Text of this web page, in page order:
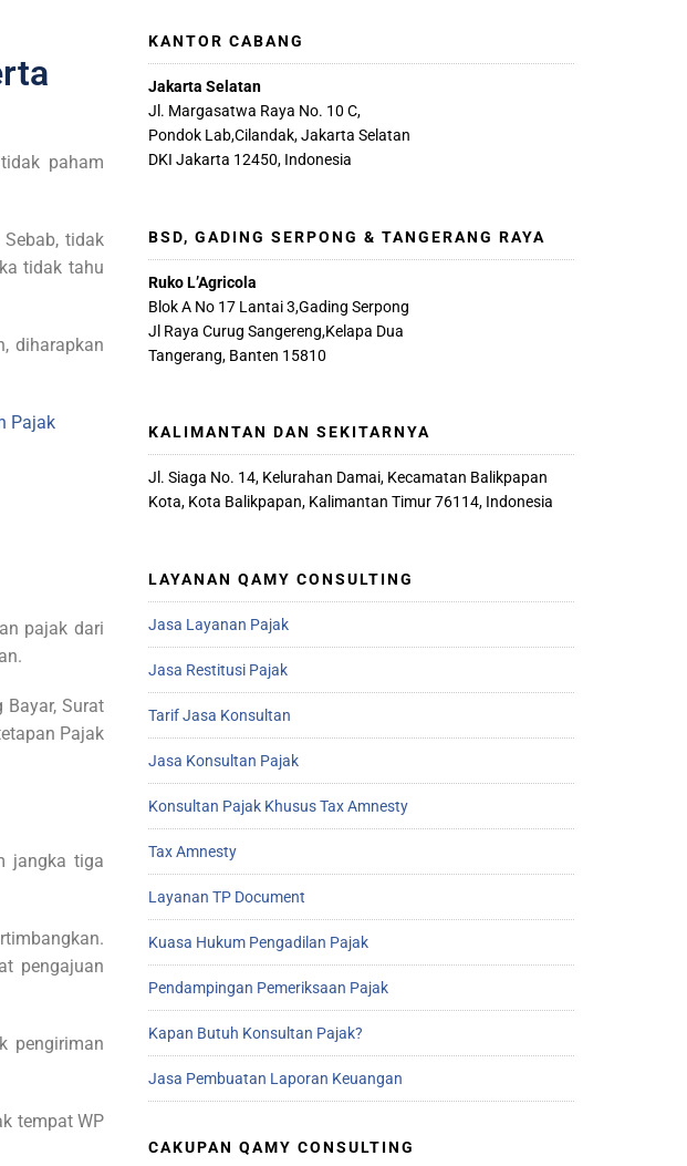
paham
tidak
tidak tahu
diharapkan
Pajak
pajak dari
Surat
Pajak
jangka tiga
pengajuan
pengiriman
tempat WP
KANTOR CABANG
Jakarta Selatan
Jl. Margasatwa Raya No. 10 C,
Pondok Lab,Cilandak, Jakarta Selatan
DKI Jakarta 12450, Indonesia
BSD, GADING SERPONG & TANGERANG RAYA
Ruko L’Agricola
Blok A No 17 Lantai 3,Gading Serpong
Jl Raya Curug Sangereng,Kelapa Dua
Tangerang, Banten 15810
KALIMANTAN DAN SEKITARNYA
Jl. Siaga No. 14, Kelurahan Damai, Kecamatan Balikpapan
Kota, Kota Balikpapan, Kalimantan Timur 76114, Indonesia
LAYANAN QAMY CONSULTING
Jasa Layanan Pajak
Jasa Restitusi Pajak
Tarif Jasa Konsultan
Jasa Konsultan Pajak
Konsultan Pajak Khusus Tax Amnesty
Tax Amnesty
Layanan TP Document
Kuasa Hukum Pengadilan Pajak
Pendampingan Pemeriksaan Pajak
Kapan Butuh Konsultan Pajak?
Jasa Pembuatan Laporan Keuangan
CAKUPAN QAMY CONSULTING